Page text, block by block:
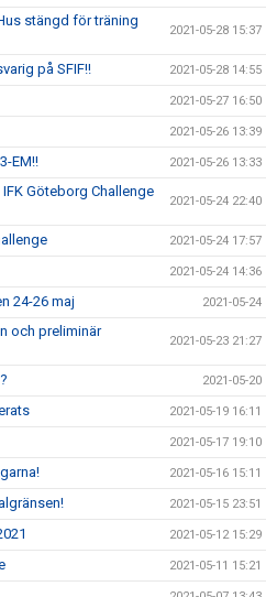
stängd för träning
2021-05-28 15:37
på SFIF!! 2021-05-28 14:55
2021-05-27 16:50
2021-05-26 13:39
EM!! 2021-05-26 13:33
Göteborg Challenge
2021-05-24 22:40
2021-05-24 17:57
2021-05-24 14:36
24-26 maj 2021-05-24
och preliminär
2021-05-23 21:27
2021-05-20
2021-05-19 16:11
2021-05-17 19:10
2021-05-16 15:11
2021-05-15 23:51
2021-05-12 15:29
2021-05-11 15:21